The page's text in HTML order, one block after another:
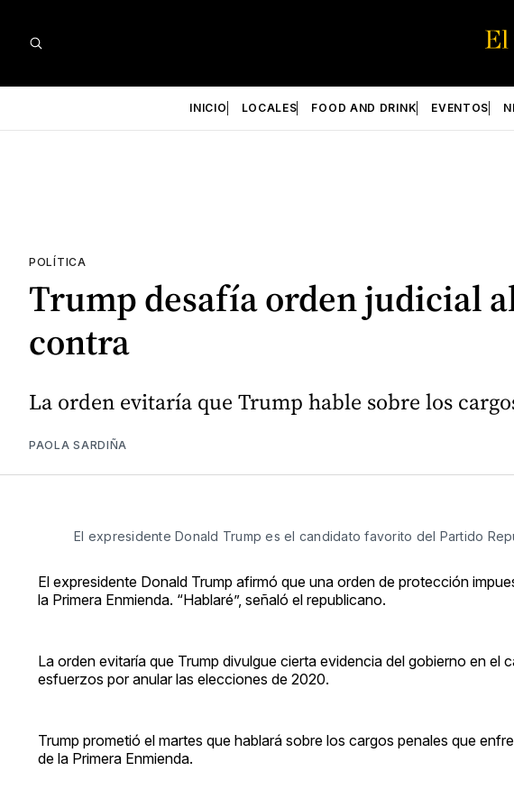
INICIO LOCALES FOOD AND DRINK EVENTOS
POLÍTICA
Trump desafía orden judicial
contra
La orden evitaría que Trump hable sobre los
PAOLA SARDIÑA
El expresidente Donald Trump es el candidato favorito del Partido
El expresidente Donald Trump afirmó que una orden de protección
la Primera Enmienda. “Hablaré”, señaló el republicano.
La orden evitaría que Trump divulgue cierta evidencia del gobierno en el
esfuerzos por anular las elecciones de 2020.
Trump prometió el martes que hablará sobre los cargos penales que
de la Primera Enmienda.